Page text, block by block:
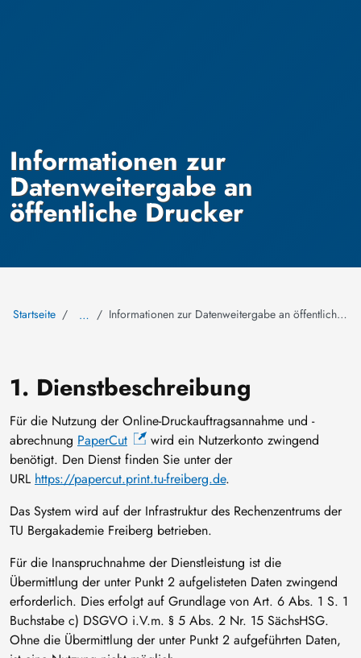
Informationen zur
Datenweitergabe an
öffentliche Drucker
Startseite … Informationen zur Datenweitergabe an öffentliche Drucker
1. Dienstbeschreibung
Für die Nutzung der Online-Druckauftragsannahme und -
abrechnung PaperCut
wird ein Nutzerkonto zwingend
benötigt. Den Dienst finden Sie unter der
URL https://papercut.print.tu-freiberg.de.
Das System wird auf der Infrastruktur des Rechenzentrums der
TU Bergakademie Freiberg betrieben.
Für die Inanspruchnahme der Dienstleistung ist die
Übermittlung der unter Punkt 2 aufgelisteten Daten zwingend
erforderlich. Dies erfolgt auf Grundlage von Art. 6 Abs. 1 S. 1
Buchstabe c) DSGVO i.V.m. § 5 Abs. 2 Nr. 15 SächsHSG.
Ohne die Übermittlung der unter Punkt 2 aufgeführten Daten,